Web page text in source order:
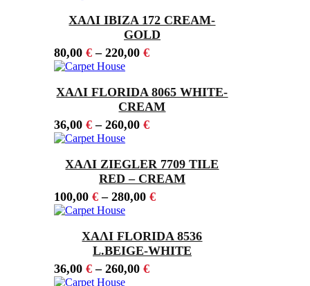
ΧΑΛΙ IBIZA 172 CREAM-
GOLD
80,00 €– 220,00 €
ΧΑΛΙ FLORIDA 8065 WHITE-
CREAM
36,00 €– 260,00 €
ΧΑΛΙ ZIEGLER 7709 TILE
RED – CREAM
100,00 €– 280,00 €
ΧΑΛΙ FLORIDA 8536
L.BEIGE-WHITE
36,00 €– 260,00 €